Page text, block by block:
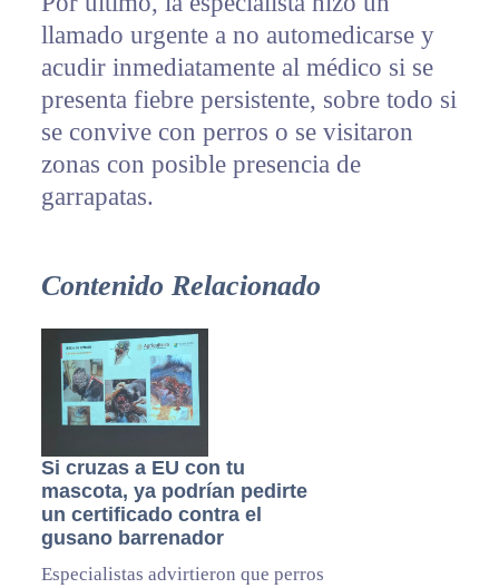
llamado urgente a no automedicarse y
acudir inmediatamente al médico si se
presenta fiebre persistente, sobre todo si
se convive con perros o se visitaron
zonas con posible presencia de
garrapatas.
Contenido Relacionado
Si cruzas a EU con tu
mascota, ya podrían pedirte
un certificado contra el
gusano barrenador
Especialistas advirtieron que perros